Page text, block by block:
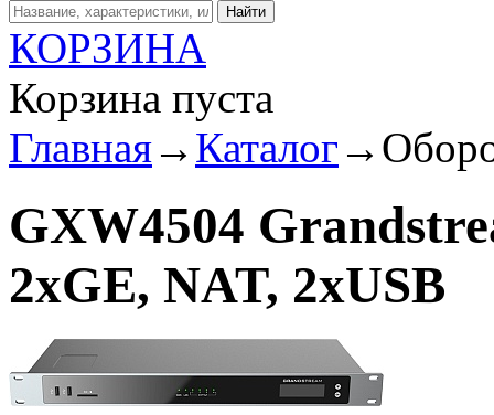
КОРЗИНА
Корзина пуста
Главная→ Каталог →
GXW4504
2xGE, NAT, 2xUSB